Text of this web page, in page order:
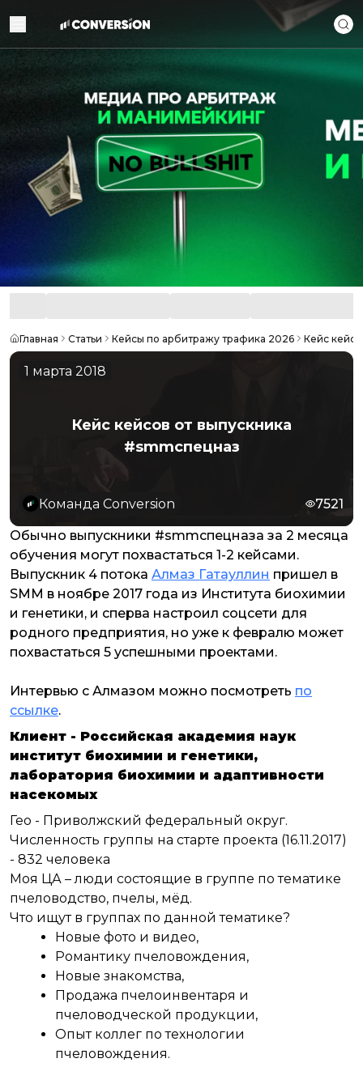
Главная Статьи Кейсы по арбитражу трафика 2026 Кейс
1 марта 2018
Кейс кейсов от выпускника
#smmспецназ
Команда Conversion 7521
Обычно выпускники #smmспецназа за 2 месяца
обучения могут похвастаться 1-2 кейсами.
Выпускник 4 потока Алмаз Гатауллин пришел в
SMM в ноябре 2017 года из Института биохимии
и генетики, и сперва настроил соцсети для
родного предприятия, но уже к февралю может
похвастаться 5 успешными проектами.
Интервью с Алмазом можно посмотреть по
ссылке.
Клиент - Российская академия наук
институт биохимии и генетики,
лаборатория биохимии и адаптивности
насекомых
Гео - Приволжский федеральный округ.
Численность группы на старте проекта (16.11.2017)
- 832 человека
Моя ЦА – люди состоящие в группе по тематике
пчеловодство, пчелы, мёд.
Что ищут в группах по данной тематике?
Новые фото и видео,
Романтику пчеловождения,
Новые знакомства,
Продажа пчелоинвентаря и
пчеловодческой продукции,
Опыт коллег по технологии
пчеловождения.